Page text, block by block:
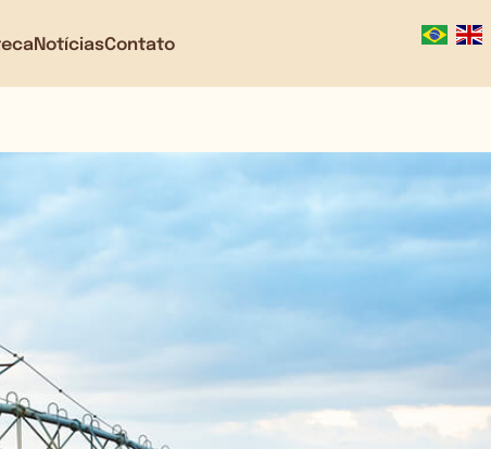
NotíciasContato